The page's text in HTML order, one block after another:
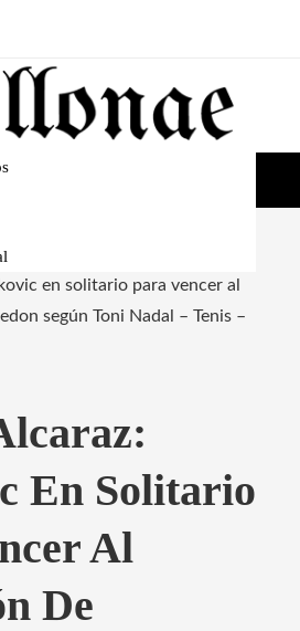
en solitario para vencer al
según Toni Nadal – Tenis –
En Solitario
Al
De